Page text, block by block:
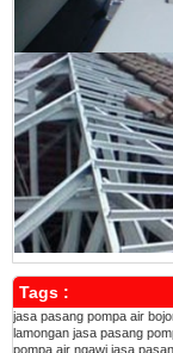
Tags :
jasa pasang pompa air
lamongan jasa pasang
pompa air ngawi jasa